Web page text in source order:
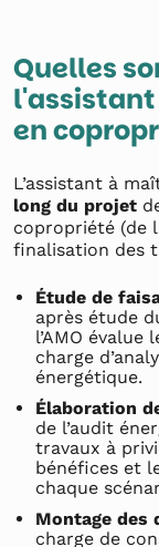
Quelles
en
L’assistant à
long du projet
copropriété (de
finalisation des
Étude de
après étude
l’AMO
charge
énergétique.
Élaboration
de l’audit
travaux à
bénéfices et
chaque
Montage des
charge de